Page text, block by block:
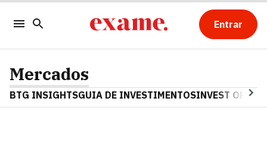
Entrar
Mercados
BTG INSIGHTSGUIA DE INVESTIMENTOSINVEST OPINA